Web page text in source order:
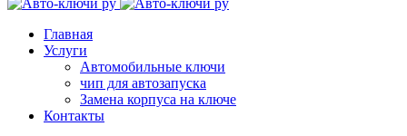
Главная
Услуги
Автомобильные ключи
чип для автозапуска
Замена корпуса на ключе
Контакты